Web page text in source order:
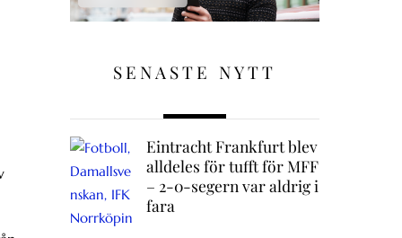
SENASTE NYTT
Eintracht Frankfurt blev
alldeles för tufft för MFF
– 2-0-segern var aldrig i
fara